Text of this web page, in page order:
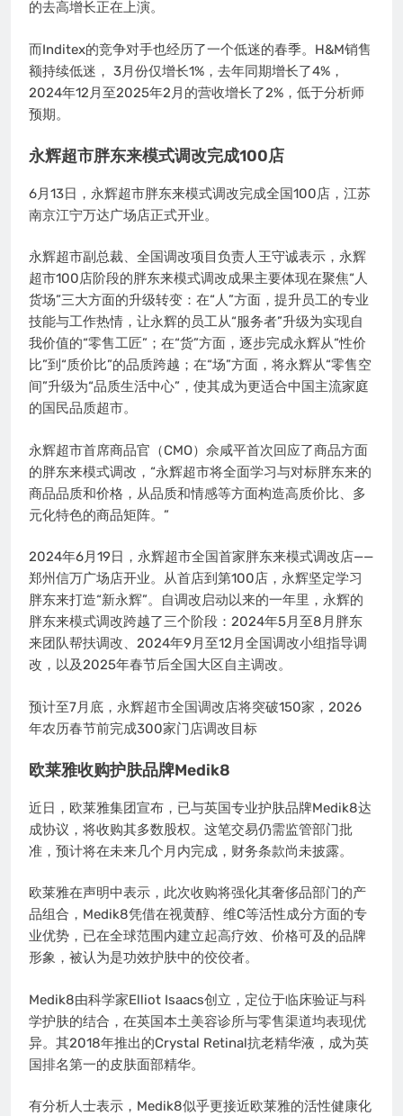
的去高增长正在上演。
而Inditex的竞争对手也经历了一个低迷的春季。H&M销售
额持续低迷， 3月份仅增长1%，去年同期增长了4%，
2024年12月至2025年2月的营收增长了2%，低于分析师
预期。
永辉超市胖东来模式调改完成100店
6月13日，永辉超市胖东来模式调改完成全国100店，江苏
南京江宁万达广场店正式开业。
永辉超市副总裁、全国调改项目负责人王守诚表示，永辉
超市100店阶段的胖东来模式调改成果主要体现在聚焦“人
货场”三大方面的升级转变：在“人”方面，提升员工的专业
技能与工作热情，让永辉的员工从“服务者”升级为实现自
我价值的“零售工匠”；在“货”方面，逐步完成永辉从“性价
比”到“质价比”的品质跨越；在“场”方面，将永辉从“零售空
间”升级为“品质生活中心”，使其成为更适合中国主流家庭
的国民品质超市。
永辉超市首席商品官（CMO）佘咸平首次回应了商品方面
的胖东来模式调改，“永辉超市将全面学习与对标胖东来的
商品品质和价格，从品质和情感等方面构造高质价比、多
元化特色的商品矩阵。”
2024年6月19日，永辉超市全国首家胖东来模式调改店——
郑州信万广场店开业。从首店到第100店，永辉坚定学习
胖东来打造“新永辉”。自调改启动以来的一年里，永辉的
胖东来模式调改跨越了三个阶段：2024年5月至8月胖东
来团队帮扶调改、2024年9月至12月全国调改小组指导调
改，以及2025年春节后全国大区自主调改。
预计至7月底，永辉超市全国调改店将突破150家，2026
年农历春节前完成300家门店调改目标
欧莱雅收购护肤品牌Medik8
近日，欧莱雅集团宣布，已与英国专业护肤品牌Medik8达
成协议，将收购其多数股权。这笔交易仍需监管部门批
准，预计将在未来几个月内完成，财务条款尚未披露。
欧莱雅在声明中表示，此次收购将强化其奢侈品部门的产
品组合，Medik8凭借在视黄醇、维C等活性成分方面的专
业优势，已在全球范围内建立起高疗效、价格可及的品牌
形象，被认为是功效护肤中的佼佼者。
Medik8由科学家Elliot Isaacs创立，定位于临床验证与科
学护肤的结合，在英国本土美容诊所与零售渠道均表现优
异。其2018年推出的Crystal Retinal抗老精华液，成为英
国排名第一的皮肤面部精华。
有分析人士表示，Medik8似乎更接近欧莱雅的活性健康化